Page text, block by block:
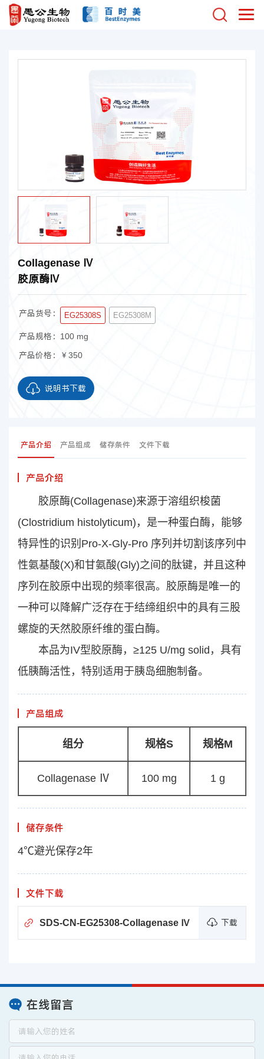
Collagenase Ⅳ
胶原酶Ⅳ
产品货号： EG25308S EG25308M
产品规格： 100 mg
产品价格：
￥350
说明书下载
产品介绍 产品组成 储存条件 文件下载
产品介绍
胶原酶(Collagenase)来源于溶组织梭菌
(Clostridium histolyticum)，是一种蛋白酶，能够
特异性的识别Pro-X-Gly-Pro 序列并切割该序列中
性氨基酸(X)和甘氨酸(Gly)之间的肽键，并且这种
序列在胶原中出现的频率很高。胶原酶是唯一的
一种可以降解广泛存在于结缔组织中的具有三股
螺旋的天然胶原纤维的蛋白酶。
本品为IV型胶原酶，≥125 U/mg solid，具有
低胰酶活性，特别适用于胰岛细胞制备。
产品组成
组分 规格S 规格M
Collagenase Ⅳ 100 mg 1 g
储存条件
4℃避光保存2年
文件下载
下载
SDS-CN-EG25308-Collagenase Ⅳ
在线留言